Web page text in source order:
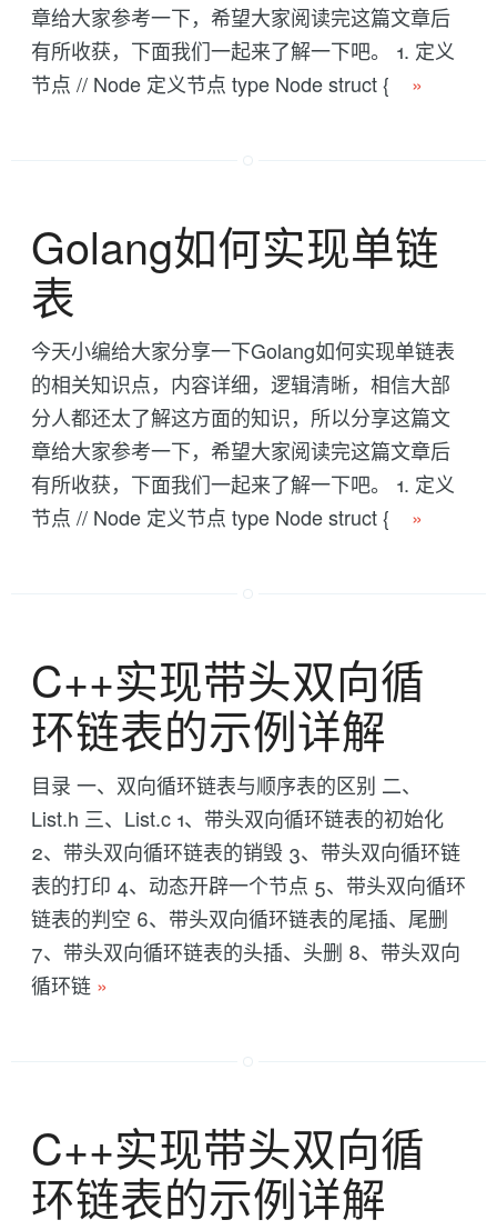
章给大家参考一下，希望大家阅读完这篇文章后
有所收获，下面我们一起来了解一下吧。 1. 定义
节点 // Node 定义节点 type Node struct { »
Golang如何实现单链
表
今天小编给大家分享一下Golang如何实现单链表
的相关知识点，内容详细，逻辑清晰，相信大部
分人都还太了解这方面的知识，所以分享这篇文
章给大家参考一下，希望大家阅读完这篇文章后
有所收获，下面我们一起来了解一下吧。 1. 定义
节点 // Node 定义节点 type Node struct { »
C++实现带头双向循
环链表的示例详解
目录 一、双向循环链表与顺序表的区别 二、
List.h 三、List.c 1、带头双向循环链表的初始化
2、带头双向循环链表的销毁 3、带头双向循环链
表的打印 4、动态开辟一个节点 5、带头双向循环
链表的判空 6、带头双向循环链表的尾插、尾删
7、带头双向循环链表的头插、头删 8、带头双向
循环链 »
C++实现带头双向循
环链表的示例详解